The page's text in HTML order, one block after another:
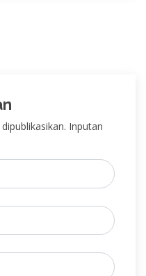
Inputan